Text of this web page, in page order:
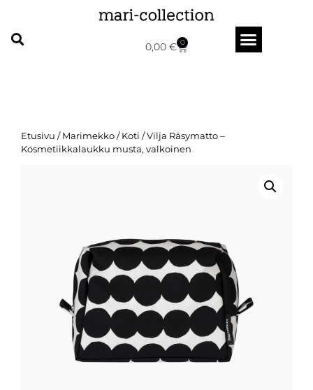
0,00 € 0
Etusivu /Marimekko/Koti / Vilja Räsymatto –
Kosmetiikkalaukku musta, valkoinen